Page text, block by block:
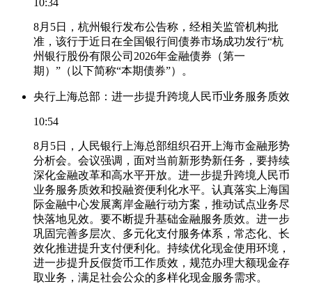
8月5日，杭州银行发布公告称，经相关监管机构批
准，该行于近日在全国银行间债券市场成功发行“杭
州银行股份有限公司2026年金融债券（第一
期）”（以下简称“本期债券”）。
央行上海总部：进一步提升跨境人民币业务服务质效
10:54
8月5日，人民银行上海总部组织召开上海市金融形势
分析会。会议强调，面对当前新形势新任务，要持续
深化金融改革和高水平开放。进一步提升跨境人民币
业务服务质效和投融资便利化水平。认真落实上海国
际金融中心发展离岸金融行动方案，推动试点业务尽
快落地见效。要不断提升基础金融服务质效。进一步
巩固完善多层次、多元化支付服务体系，常态化、长
效化推进提升支付便利化。持续优化现金使用环境，
进一步提升反假货币工作质效，规范办理大额现金存
取业务，满足社会公众的多样化现金服务需求。